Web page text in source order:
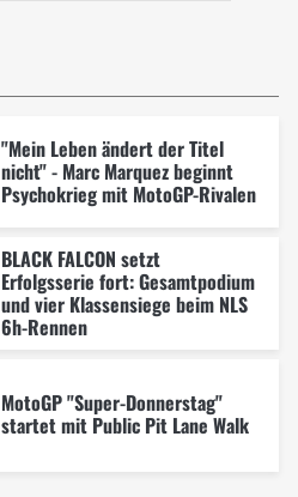
"Mein Leben ändert der Titel
nicht" - Marc Marquez beginnt
Psychokrieg mit MotoGP-Rivalen
BLACK FALCON setzt
Erfolgsserie fort: Gesamtpodium
und vier Klassensiege beim NLS
6h-Rennen
MotoGP "Super-Donnerstag"
startet mit Public Pit Lane Walk